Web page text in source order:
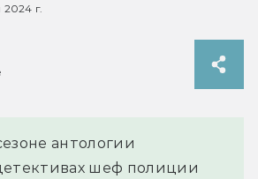
г.
антологии
шеф полиции